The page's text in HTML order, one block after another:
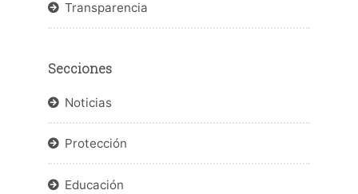
Transparencia
Secciones
Noticias
Protección
Educación